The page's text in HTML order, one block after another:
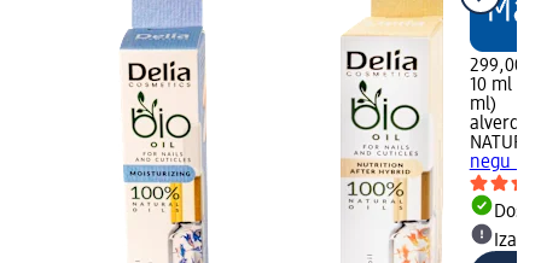
299,00
10 ml
ml)
alverde
negu